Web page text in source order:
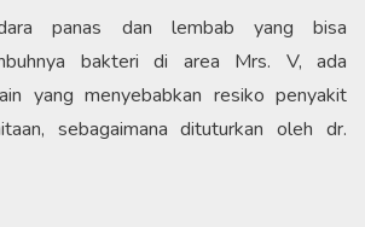
panas dan lembab yang bisa
bakteri di area Mrs. V, ada
yang menyebabkan resiko penyakit
sebagaimana dituturkan oleh dr.